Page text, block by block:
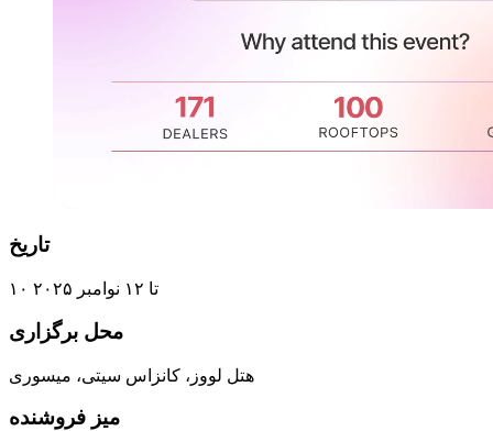
تاریخ
۱۰ تا ۱۲ نوامبر ۲۰۲۵
محل برگزاری
هتل لووز، کانزاس سیتی، میسوری
میز فروشنده